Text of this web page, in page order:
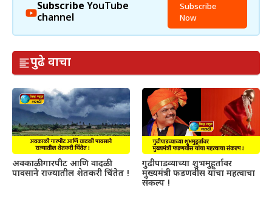
Subscribe YouTube
channel
Subscribe
Now
पुढे वाचा
अवकाळी गारपीट आणि वादळी
पावसाने राज्यातील शेतकरी चिंतेत !
गुढीपाडव्याच्या शुभमुहूर्तावर
मुख्यमंत्री फडणवीस यांचा महत्वाचा
संकल्प !